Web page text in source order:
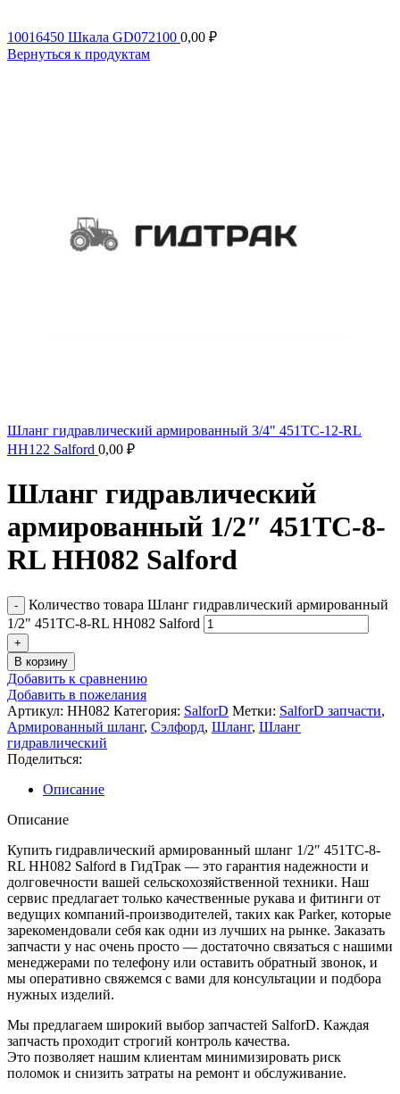
10016450 Шкала GD072100 0,00 ₽
Вернуться к продуктам
Шланг гидравлический армированный 3/4" 451TC-12-RL
HН122 Salford 0,00 ₽
Шланг гидравлический
армированный 1/2″ 451TC-8-
RL HН082 Salford
Количество товара Шланг гидравлический армированный
1/2" 451TC-8-RL HН082 Salford
В корзину
Добавить к сравнению
Добавить в пожелания
Артикул: HН082 Категория: SalforD Метки: SalforD запчасти,
Армированный шланг, Сэлфорд, Шланг, Шланг
гидравлический
Поделиться:
Описание
Описание
Купить гидравлический армированный шланг 1/2″ 451TC-8-
RL HН082 Salford в ГидТрак — это гарантия надежности и
долговечности вашей сельскохозяйственной техники. Наш
сервис предлагает только качественные рукава и фитинги от
ведущих компаний-производителей, таких как Parker, которые
зарекомендовали себя как одни из лучших на рынке. Заказать
запчасти у нас очень просто — достаточно связаться с нашими
менеджерами по телефону или оставить обратный звонок, и
мы оперативно свяжемся с вами для консультации и подбора
нужных изделий.
Мы предлагаем широкий выбор запчастей SalforD. Каждая
запчасть проходит строгий контроль качества.
Это позволяет нашим клиентам минимизировать риск
поломок и снизить затраты на ремонт и обслуживание.